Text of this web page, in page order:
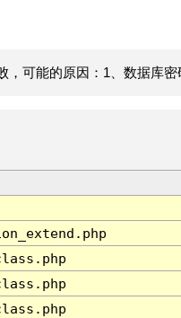
可能的原因：1、数据库密